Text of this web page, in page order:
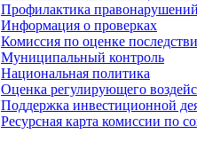
Профилактика правонарушений
Информация о проверках
Комиссия по оценке
Муниципальный контроль
Национальная политика
Оценка регулирующего
Поддержка инвестиционной
Ресурсная карта комиссии по